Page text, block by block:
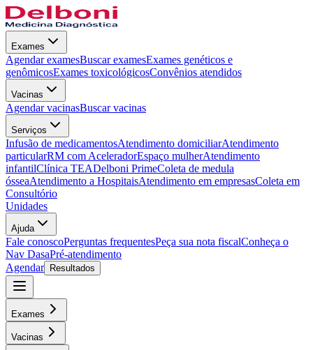
Exames
Agendar examesBuscar examesExames genéticos e
genômicosExames toxicológicosConvênios atendidos
Vacinas
Agendar vacinasBuscar vacinas
Serviços
Infusão de medicamentosAtendimento domiciliarAtendimento
particularRM com AceleradorEspaço mulherAtendimento
infantilClínica TEADelboni PrimeColeta de medula
ósseaAtendimento a HospitaisAtendimento em empresasColeta em
Consultório
Unidades
Ajuda
Fale conoscoPerguntas frequentesPeça sua nota fiscalConheça o
Nav DasaPré-atendimento
Agendar
Resultados
Exames
Vacinas